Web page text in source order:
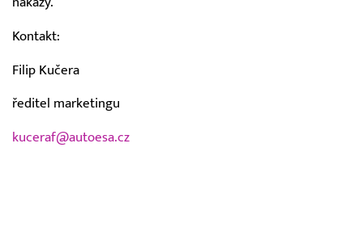
Kontakt:
Filip Kučera
ředitel marketingu
kuceraf@autoesa.cz